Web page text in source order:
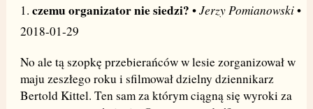
1. czemu organizator nie siedzi? •Jerzy Pomianowski•
2018-01-29
No ale tą szopkę przebierańców w lesie zorganizował w
maju zeszłego roku i sfilmował dzielny dziennikarz
Bertold Kittel. Ten sam za którym ciągną się wyroki za